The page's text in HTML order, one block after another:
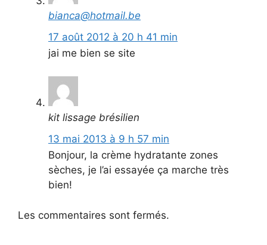
bianca@hotmail.be
17 août 2012 à 20 h 41 min
jai me bien se site
kit lissage brésilien
13 mai 2013 à 9 h 57 min
Bonjour, la crème hydratante zones
sèches, je l’ai essayée ça marche très
bien!
Les commentaires sont fermés.